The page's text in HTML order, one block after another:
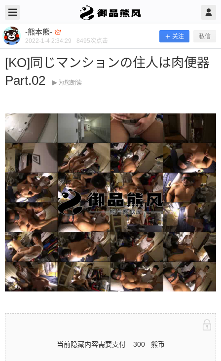
-熊本熊-
2022-1-4 2:34:29 8495次点击
关注 私信
[KO]同じマンションの住人は肉便器
Part.02
为您朗读
当前隐藏内容需要支付 300 熊币
-熊本熊- @ 御品熊风 2022/1/04
[KO]同じマンションの住人は肉便器 P
art.02
当前隐藏内容需要支付300熊币 已有66人支付 登录
立刻注册 0 收藏